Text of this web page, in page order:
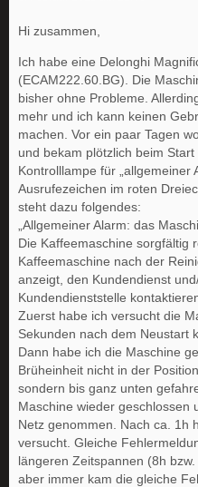
Hi zusammen,
Ich habe eine Delonghi
(ECAM222.60.BG). Die
bisher ohne Probleme.
mehr und ich kann keinen
machen. Vor ein paar Tagen
und bekam plötzlich beim
Kontrolllampe für „allgemeiner
Ausrufezeichen im roten
steht dazu folgendes:
„Allgemeiner Alarm: das
Die Kaffeemaschine sorgfältig
Kaffeemaschine nach der
anzeigt, den Kundendienst
Kundendienststelle
Zuerst habe ich versucht die
Sekunden nach dem Neustart
Dann habe ich die Maschine
Brüheinheit nicht in der
sondern bis ganz unten
Maschine wieder geschlossen
Netz genommen. Nach ca. 1h
versucht. Gleiche
längeren Zeitspannen (8h
aber immer kam die gleiche